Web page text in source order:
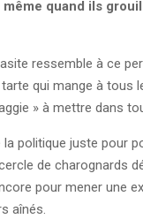
même quand ils
ressemble à ce
qui mange à tous
» à mettre dans
politique juste pour
de charognards
pour mener une
aînés.